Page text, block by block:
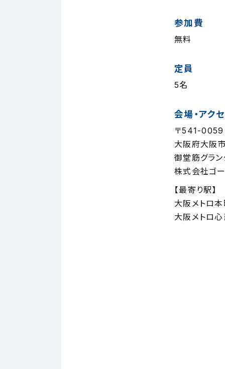
参加費
無料
定員
5名
会場・アク
〒541-0059
大阪府大阪
御堂筋グラ
株式会社ゴ
【最寄り駅】
大阪メトロ
大阪メトロ